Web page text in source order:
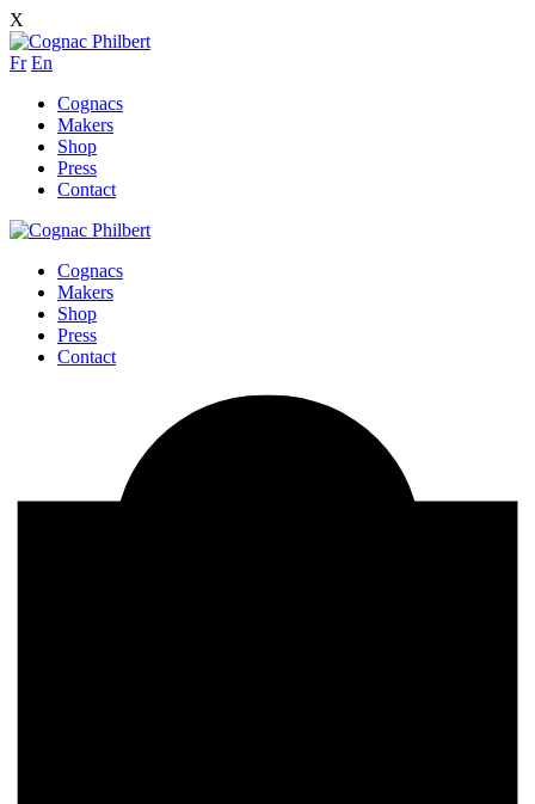
X
Fr En
Cognacs
Makers
Shop
Press
Contact
Cognacs
Makers
Shop
Press
Contact